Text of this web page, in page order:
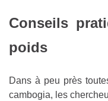
Conseils
poids
Dans à peu près
cambogia, les